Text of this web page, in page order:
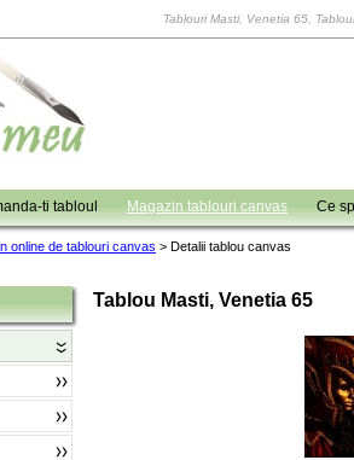
Tablouri Masti, Venetia 65,
ti tabloul Magazin tablouri canvas Ce
online de tablouri canvas > Detalii tablou canvas
Tablou Masti, Venetia 65